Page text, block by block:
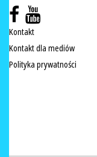
Kontakt
Kontakt dla mediów
Polityka prywatności